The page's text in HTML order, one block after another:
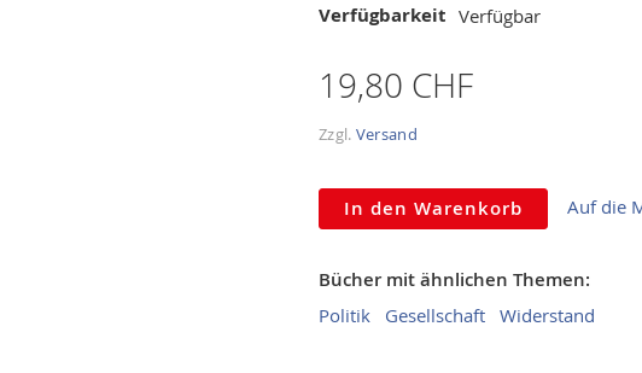
Verfügbarkeit Verfügbar
19,80 CHF
Zzgl. Versand
In den Warenkorb Auf die
Bücher mit ähnlichen Themen:
Politik Gesellschaft Widerstand